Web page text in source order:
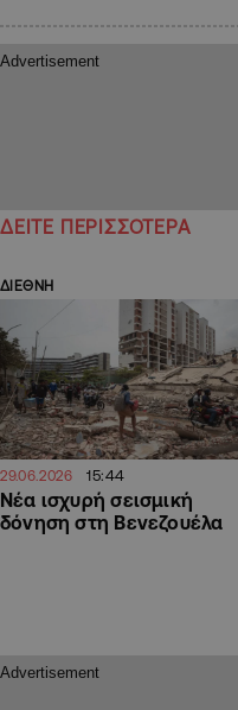
ΔΕΙΤΕ ΠΕΡΙΣΣΟΤΕΡΑ
ΔΙΕΘΝΗ
29.06.2026 15:44
Νέα ισχυρή σεισμική
δόνηση στη Βενεζουέλα